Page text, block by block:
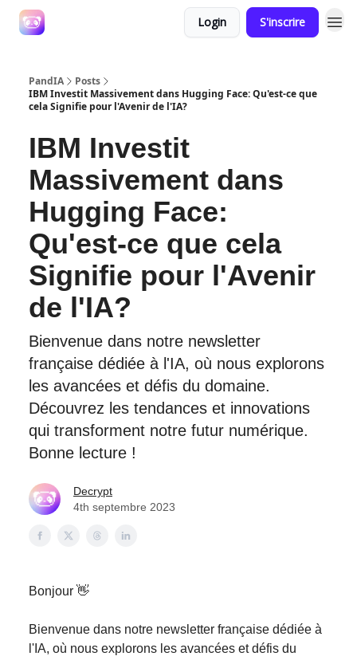
Login S'inscrire
PandIA
Posts
IBM Investit Massivement dans Hugging Face: Qu'est-ce que
cela Signifie pour l'Avenir de l'IA?
IBM Investit
Massivement dans
Hugging Face:
Qu'est-ce que cela
Signifie pour l'Avenir
de l'IA?
Bienvenue dans notre newsletter
française dédiée à l'IA, où nous explorons
les avancées et défis du domaine.
Découvrez les tendances et innovations
qui transforment notre futur numérique.
Bonne lecture !
Decrypt
4th septembre 2023
Bonjour 👋
Bienvenue dans notre newsletter française dédiée à
l'IA, où nous explorons les avancées et défis du